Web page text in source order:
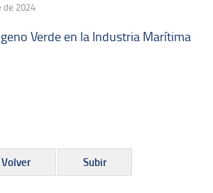
de 2024
Verde en la Industria Marítima
Volver Subir